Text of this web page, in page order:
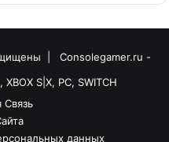
|
Consolegamer.ru -
S|X, PC, SWITCH
Связь
данных